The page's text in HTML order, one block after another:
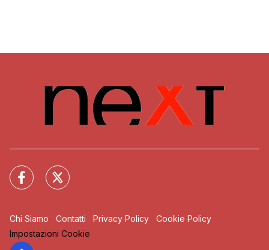
Chi Siamo Contatti Privacy Policy
Cookie Policy
Impostazioni Cookie